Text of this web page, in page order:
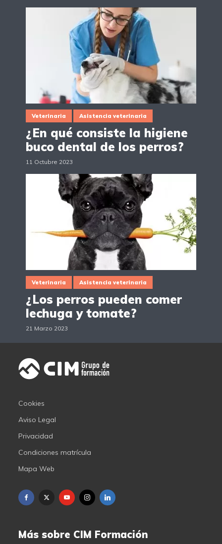
Veterinaria Asistencia veterinaria
¿En qué consiste la higiene
buco dental de los perros?
11 Octubre 2023
Veterinaria Asistencia veterinaria
¿Los perros pueden comer
lechuga y tomate?
21 Marzo 2023
Cookies
Aviso Legal
Privacidad
Condiciones matrícula
Mapa Web
Más sobre CIM Formación